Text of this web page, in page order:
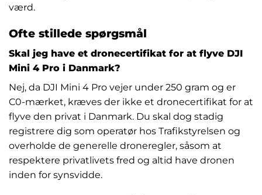
værd.
Ofte stillede spørgsmål
Skal jeg have et dronecertifikat for at flyve DJI
Mini 4 Pro i Danmark?
Nej, da DJI Mini 4 Pro vejer under 250 gram og er
C0-mærket, kræves der ikke et dronecertifikat for at
flyve den privat i Danmark. Du skal dog stadig
registrere dig som operatør hos Trafikstyrelsen og
overholde de generelle droneregler, såsom at
respektere privatlivets fred og altid have dronen
inden for synsvidde.